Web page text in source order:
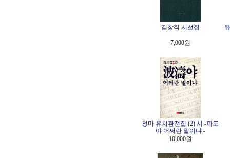
김창직 시선집
7,000원
청마 유치환전집 (2) 시 -파도
야 어쩌란 말이냐 -
10,000원